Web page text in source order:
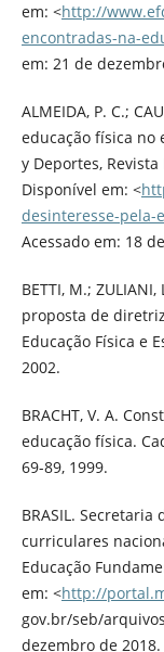
em: <http://
encontradas-na-
em: 21 de
ALMEIDA, P. C.;
educação física no
y Deportes,
Disponível em: <
desinteresse-pela-
Acessado em: 18
BETTI, M.;
proposta de
Educação Física e
2002.
BRACHT, V. A.
educação física.
69-89, 1999.
BRASIL.
curriculares
Educação
em: <http://
gov.br/seb/
dezembro de 2018.